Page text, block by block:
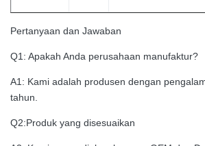
Pertanyaan dan Jawaban
Q1: Apakah Anda perusahaan manufaktur?
A1: Kami adalah produsen dengan
tahun.
Q2:Produk yang disesuaikan